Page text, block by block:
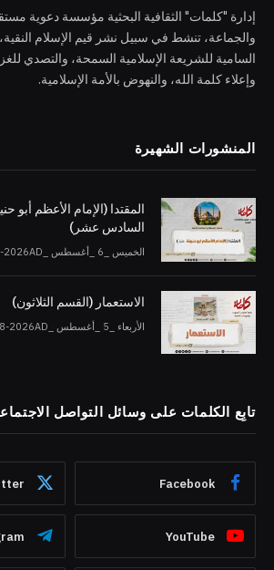
إدارة "كلمات" الثقافية البحثية مؤسسة دعوية
والجماعة، تنشط في سبيل نشر قيم الإسلام
السامية للشريعة الإسلامية السمحة، والتصدي
وإعلاء كلمة الله، والنهوض بالأمة الإسلامية.
المنشورات الشهيرة
المقتدا (الإمام الأعظم أبو
السادس عشر)
الخميس _6 _أغسطس _2026AH 6-8-2026AD
الاستعمار (القسم الثلاثون)
الأربعاء _5 _أغسطس _2026AH 5-8-2026AD
تابِع الكلمات على وسائل التواصل
Facebook
YouTube